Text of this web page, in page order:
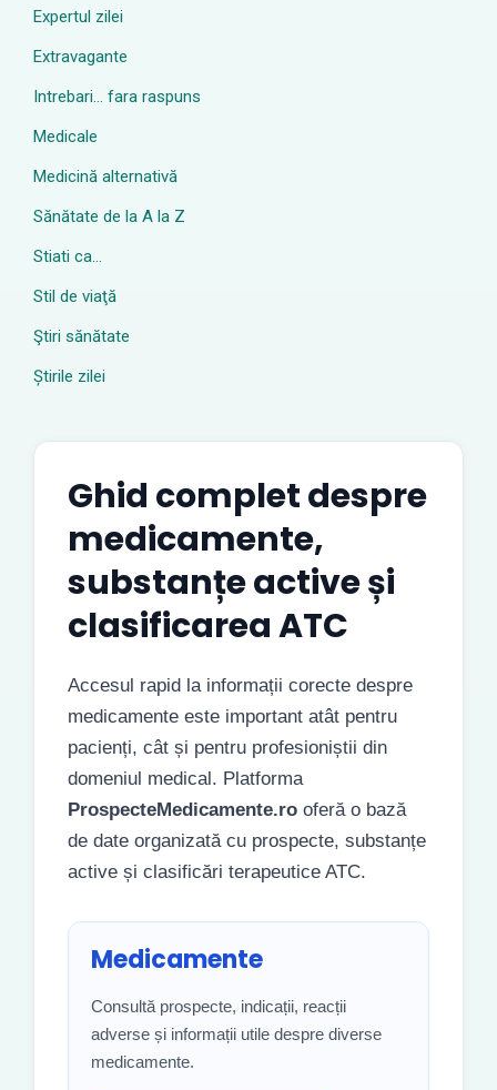
Expertul zilei
Extravagante
Intrebari… fara raspuns
Medicale
Medicină alternativă
Sănătate de la A la Z
Stiati ca…
Stil de viaţă
Ştiri sănătate
Știrile zilei
Ghid complet despre
medicamente,
substanțe active și
clasificarea ATC
Accesul rapid la informații corecte despre
medicamente este important atât pentru
pacienți, cât și pentru profesioniștii din
domeniul medical. Platforma
ProspecteMedicamente.ro oferă o bază
de date organizată cu prospecte, substanțe
active și clasificări terapeutice ATC.
Medicamente
Consultă prospecte, indicații, reacții
adverse și informații utile despre diverse
medicamente.